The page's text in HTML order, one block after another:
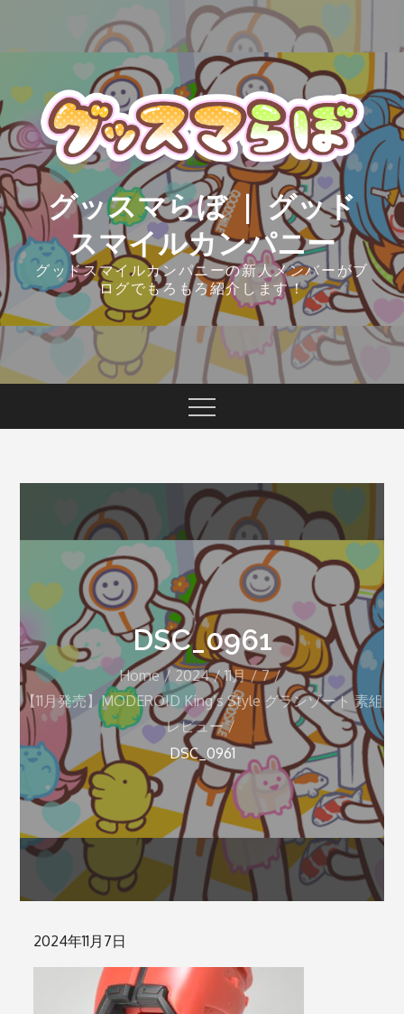
グッスマらぼ ｜ グッド
スマイルカンパニー
グッドスマイルカンパニーの新人メンバーがブ
ログでもろもろ紹介します！
DSC_0961
Home 2024 11月
7
【11月発売】MODEROID King’s Style グランゾート 素組
レビュー
DSC_0961
Posted
on
2024年11月7日